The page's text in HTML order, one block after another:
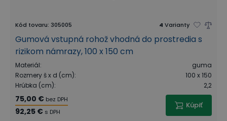
Kód tovaru: 305005 4 Varianty
Gumová vstupná rohož vhodná do prostredia s
rizikom námrazy, 100 x 150 cm
Materiál:
guma
Rozmery š x d (cm):
100 x 150
Hrúbka (cm): 2,2
75,00 € bez DPH
92,25 € s DPH
Kúpiť